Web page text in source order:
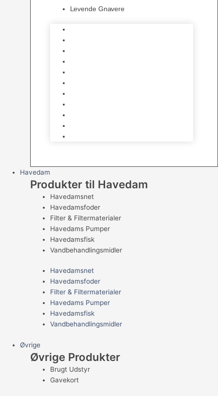
Levende Gnavere
Havedam
Produkter til Havedam
Havedamsnet
Havedamsfoder
Filter & Filtermaterialer
Havedams Pumper
Havedamsfisk
Vandbehandlingsmidler
Havedamsnet
Havedamsfoder
Filter & Filtermaterialer
Havedams Pumper
Havedamsfisk
Vandbehandlingsmidler
Øvrige
Øvrige Produkter
Brugt Udstyr
Gavekort